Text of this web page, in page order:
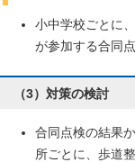
小中学校ごとに
が参加する合同
（3）対策の検討
合同点検の結果
所ごとに、歩道